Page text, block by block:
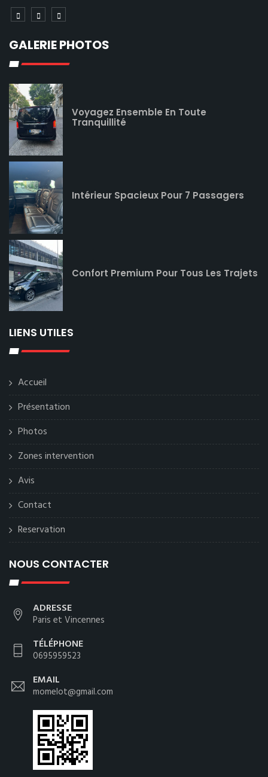
GALERIE PHOTOS
Voyagez Ensemble En Toute
Tranquillité
Intérieur Spacieux Pour 7 Passagers
Confort Premium Pour Tous Les Trajets
LIENS UTILES
Accueil
Présentation
Photos
Zones intervention
Avis
Contact
Reservation
NOUS CONTACTER
ADRESSE
Paris et Vincennes
TÉLÉPHONE
0695959523
EMAIL
momelot@gmail.com